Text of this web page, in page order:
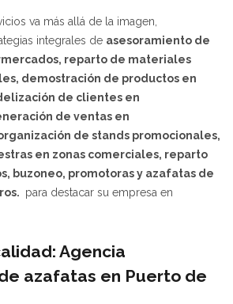
va más allá de la imagen,
integrales de asesoramiento de
reparto de materiales
demostración de productos en
de clientes en
de ventas en
de stands promocionales,
en zonas comerciales, reparto
buzoneo, promotoras y azafatas de
para destacar su empresa en
Agencia
azafatas en Puerto de